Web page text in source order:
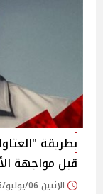
بطريقة
قبل مواجهة
الإثنين 06/يوليو/2026 - 07:26 م